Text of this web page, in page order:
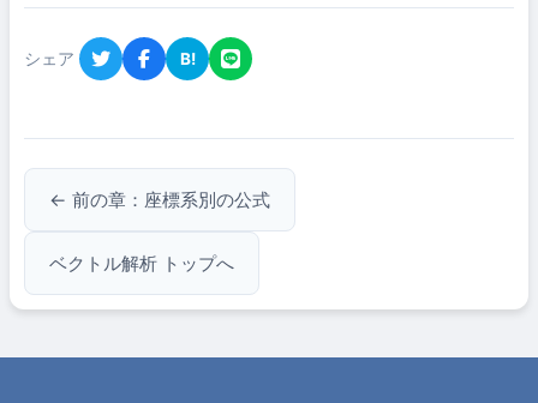
シェア B!
← 前の章：座標系別の公式
ベクトル解析 トップへ